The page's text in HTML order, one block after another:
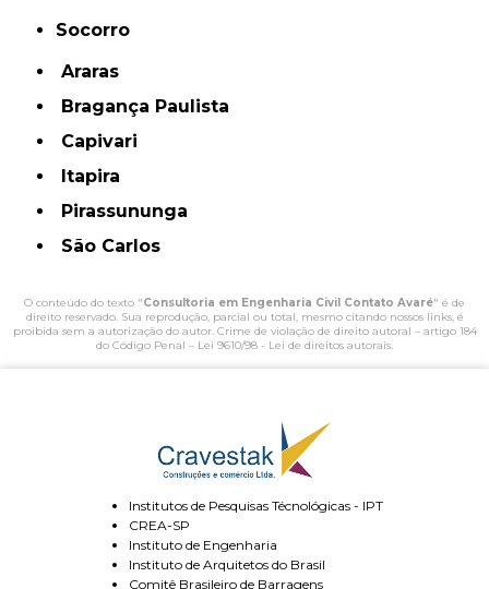
Socorro
Araras
Bragança Paulista
Capivari
Itapira
Pirassununga
São Carlos
O conteúdo do texto "Consultoria em Engenharia Civil Contato Avaré" é de
direito reservado. Sua reprodução, parcial ou total, mesmo citando nossos links, é
proibida sem a autorização do autor. Crime de violação de direito autoral – artigo 184
do Código Penal – Lei 9610/98 - Lei de direitos autorais.
Institutos de Pesquisas Técnológicas - IPT
CREA-SP
Instituto de Engenharia
Instituto de Arquitetos do Brasil
Comitê Brasileiro de Barragens